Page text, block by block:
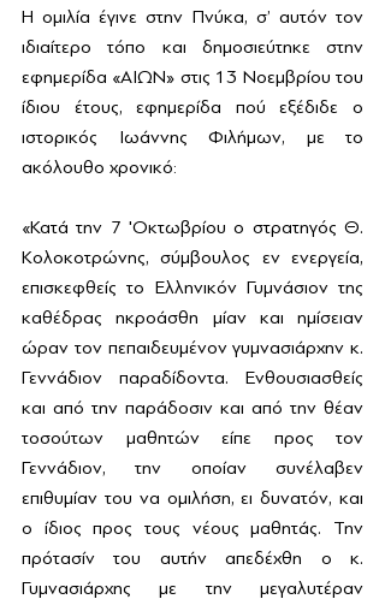
Η ομιλία έγινε στην Πνύκα, σ’ αυτόν τον
ιδιαίτερο τόπο και δημοσιεύτηκε στην
εφημερίδα «ΑΙΩΝ» στις 13 Νοεμβρίου του
ίδιου έτους, εφημερίδα πού εξέδιδε ο
ιστορικός Ιωάννης Φιλήμων, με το
ακόλουθο χρονικό:
«Κατά την 7 'Οκτωβρίου ο στρατηγός Θ.
Κολοκοτρώνης, σύμβουλος εν ενεργεία,
επισκεφθείς το Ελληνικόν Γυμνάσιον της
καθέδρας ηκροάσθη μίαν και ημίσειαν
ώραν τον πεπαιδευμένον γυμνασιάρχην κ.
Γεννάδιον παραδίδοντα. Ενθουσιασθείς
και από την παράδοσιν και από την θέαν
τοσούτων μαθητών είπε προς τον
Γεννάδιον, την οποίαν συνέλαβεν
επιθυμίαν του να ομιλήση, ει δυνατόν, και
ο ίδιος προς τους νέους μαθητάς. Την
πρότασίν του αυτήν απεδέχθη ο κ.
Γυμνασιάρχης με την μεγαλυτέραν